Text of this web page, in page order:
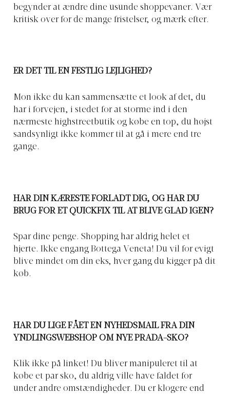
begynder at ændre dine usunde shoppevaner. Vær
kritisk over for de mange fristelser, og mærk efter.
ER DET TIL EN FESTLIG LEJLIGHED?
Mon ikke du kan sammensætte et look af det, du
har i forvejen, i stedet for at storme ind i den
nærmeste highstreetbutik og købe en top, du højst
sandsynligt ikke kommer til at gå i mere end tre
gange.
HAR DIN KÆRESTE FORLADT DIG, OG HAR DU
BRUG FOR ET QUICKFIX TIL AT BLIVE GLAD IGEN?
Spar dine penge. Shopping har aldrig helet et
hjerte. Ikke engang Bottega Veneta! Du vil for evigt
blive mindet om din eks, hver gang du kigger på dit
køb.
HAR DU LIGE FÅET EN NYHEDSMAIL FRA DIN
YNDLINGSWEBSHOP OM NYE PRADA-SKO?
Klik ikke på linket! Du bliver manipuleret til at
købe et par sko, du aldrig ville have faldet for
under andre omstændigheder. Du er klogere end